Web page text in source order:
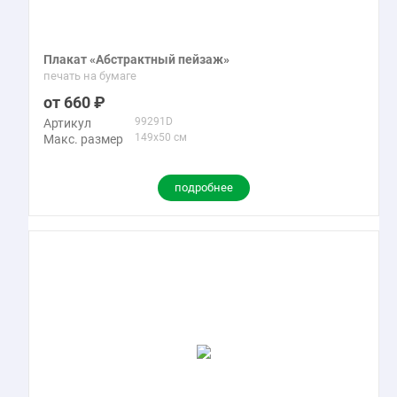
Плакат «Абстрактный пейзаж»
печать на бумаге
660
Артикул 99291D
Макс. размер 149x50 см
подробнее